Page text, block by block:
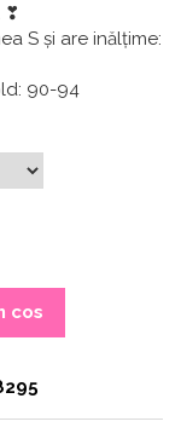
❣
S și are inălțime:
90-94
cos